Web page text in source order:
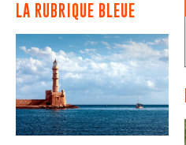
LA RUBRIQUE BLEUE